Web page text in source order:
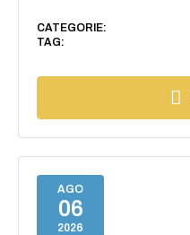
CATEGORIE:
TAG:
AGO
06
2026